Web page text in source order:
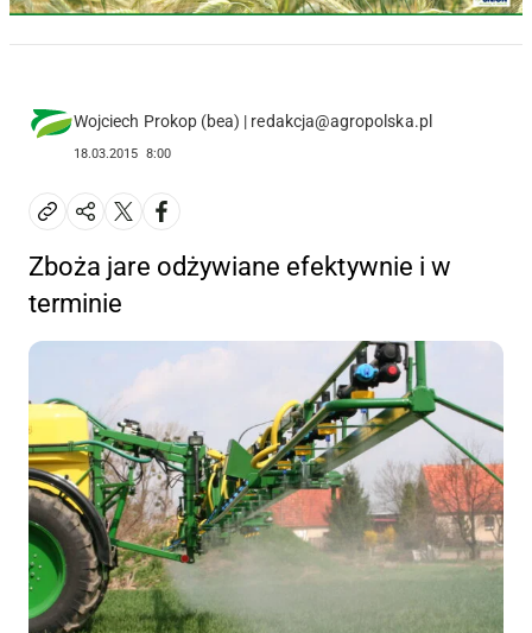
Wojciech Prokop (bea) | redakcja@agropolska.pl
18.03.2015 8:00
Zboża jare odżywiane efektywnie i w
terminie